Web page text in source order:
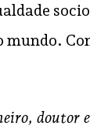
mundo.
doutor